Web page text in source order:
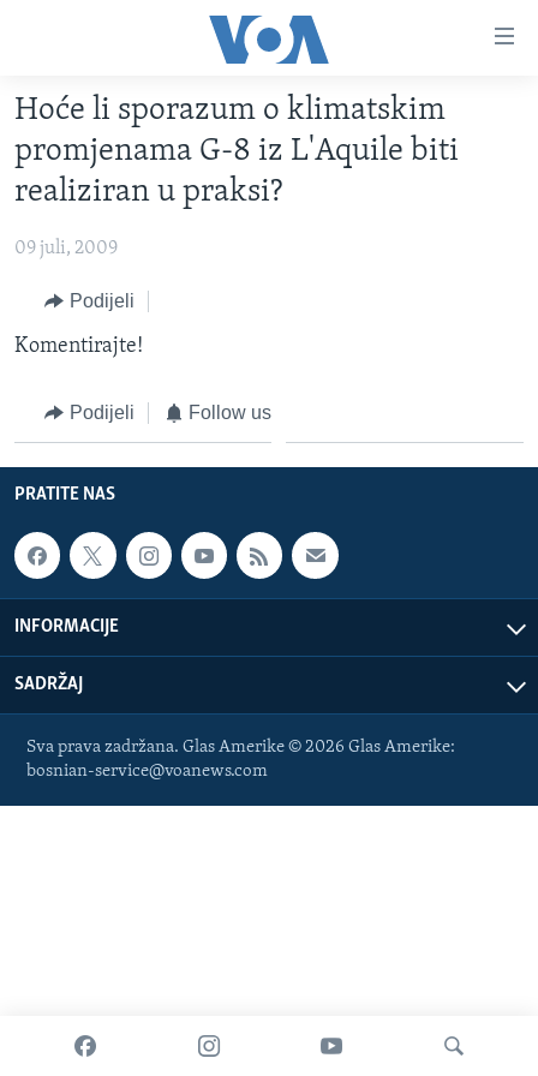
glavni
sadržaj
Pređi
na
glavnu
navigaciju
pretragu
TV PROGRAM
VIDEO
FOTOGRAFIJE DANA
VIJESTI
SJEDINJENE AMERIČKE DRŽAVE
BOSNA I HERCEGOVINA
NAUKA I TEHNOLOGIJA
SPECIJALNI PROJEKTI
SLOBODA MEDIJA
ŽENSKA STRANA
MAGAZIN
O GLASU AMERIKE
Learning English
Hoće li sporazum o klimatskim
promjenama G-8 iz L'Aquile biti
realiziran u praksi?
09 juli, 2009
Podijeli
Komentirajte!
Podijeli Follow us
PRATITE NAS
INFORMACIJE
SADRŽAJ
Sva prava zadržana. Glas Amerike © 2026 Glas Amerike:
bosnian-service@voanews.com